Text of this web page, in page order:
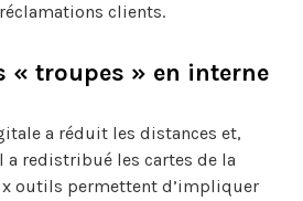
clients.
« troupes » en interne
a réduit les distances et,
a redistribué les cartes de la
outils permettent d’impliquer